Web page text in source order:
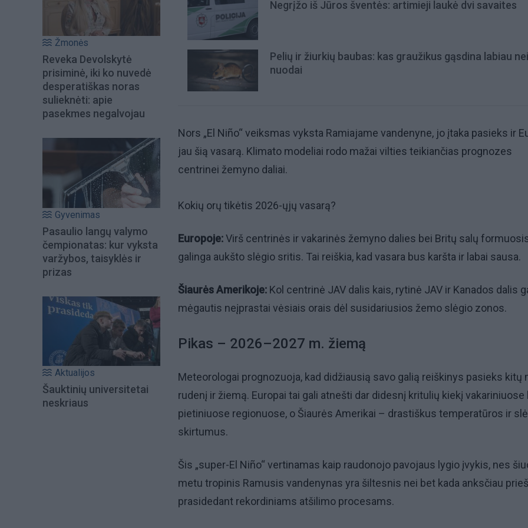
Žmonės
Reveka Devolskytė
prisiminė, iki ko nuvedė
desperatiškas noras
sulieknėti: apie
pasekmes negalvojau
Gyvenimas
Pasaulio langų valymo
čempionatas: kur vyksta
varžybos, taisyklės ir
prizas
Aktualijos
Šauktinių universitetai
neskriaus
Negrįžo iš Jūros šventės: artimieji laukė dvi savaites
Pelių ir žiurkių baubas: kas graužikus gąsdina labiau nei
nuodai
Nors „El Niño“ veiksmas vyksta Ramiajame vandenyne, jo įtaka pasieks ir
jau šią vasarą. Klimato modeliai rodo mažai vilties teikiančias prognozes
centrinei žemyno daliai.
Kokių orų tikėtis 2026-ųjų vasarą?
Europoje:Virš centrinės ir vakarinės žemyno dalies bei Britų salų
galinga aukšto slėgio sritis. Tai reiškia, kad vasara bus karšta ir labai sausa.
Šiaurės Amerikoje: Kol centrinė JAV dalis kais, rytinė JAV ir Kanados dalis
mėgautis neįprastai vėsiais orais dėl susidariusios žemo slėgio zonos.
Pikas – 2026–2027 m. žiemą
Meteorologai prognozuoja, kad didžiausią savo galią reiškinys pasieks kitų
rudenį ir žiemą. Europai tai gali atnešti dar didesnį kritulių kiekį vakariniuose
pietiniuose regionuose, o Šiaurės Amerikai – drastiškus temperatūros ir
skirtumus.
Šis „super-El Niño“ vertinamas kaip raudonojo pavojaus lygio įvykis, nes
metu tropinis Ramusis vandenynas yra šiltesnis nei bet kada anksčiau prieš
prasidedant rekordiniams atšilimo procesams.